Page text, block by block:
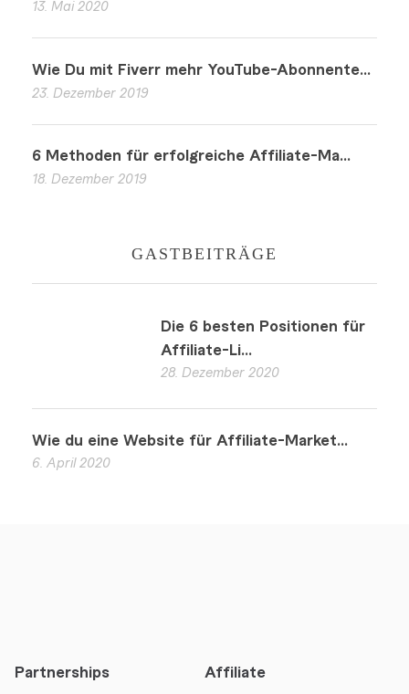
13. Mai 2020
Wie Du mit Fiverr mehr YouTube-Abonnente...
23. Dezember 2019
6 Methoden für erfolgreiche Affiliate-Ma...
18. Dezember 2019
GASTBEITRÄGE
Die 6 besten Positionen für
Affiliate-Li...
28. Dezember 2020
Wie du eine Website für Affiliate-Market...
6. April 2020
Partnerships Affiliate